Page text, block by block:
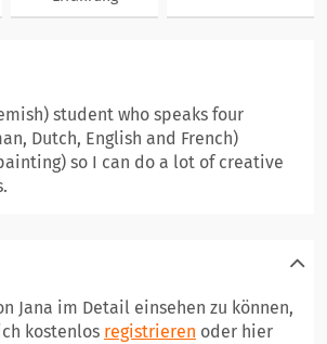
student who speaks four
Dutch, English and French)
so I can do a lot of creative
Jana im Detail einsehen zu können,
kostenlos registrieren oder hier